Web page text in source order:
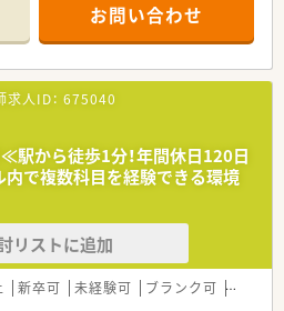
500以上の店舗を展開しています。
安心できる環境で働けます。
・社内学術大会などのほか、
多数あり、意欲のある方はどんどん知識
入社時研修がありますので、
ことが可能です。
躍している薬局です。
協調性のある方でしたら未経験者でも歓
お問い合わせ
求人ID： 675040
≪駅から徒歩1分！年間休日120日
で複数科目を経験できる環境
リストに追加
新卒可 未経験可 ブランク可 高給与